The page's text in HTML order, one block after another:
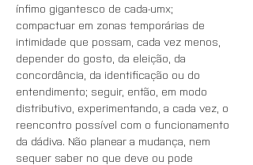
ínfimo gigantesco de cada-umx;
compactuar em zonas temporárias de
intimidade que possam, cada vez menos,
depender do gosto, da eleição, da
concordância, da identificação ou do
entendimento; seguir, então, em modo
distributivo, experimentando, a cada vez, o
reencontro possível com o funcionamento
da dádiva. Não planear a mudança, nem
sequer saber no que deve ou pode